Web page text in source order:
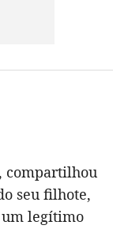
compartilhou
seu filhote,
um legítimo